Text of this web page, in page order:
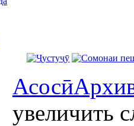
Асосӣ
увеличить